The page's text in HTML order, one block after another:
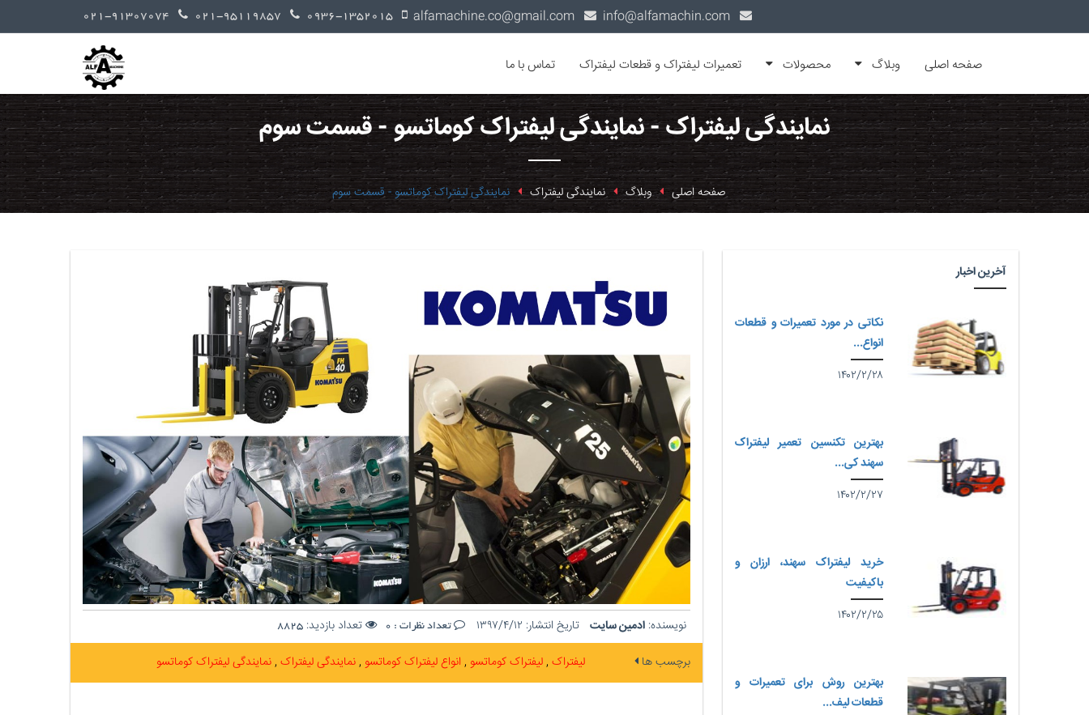
صفحه اصلی وبلاگ محصولات تعمیرات لیفتراک و قطعات لیفتراک تماس با ما
نمایندگی لیفتراک - نمایندگی لیفتراک کوماتسو - قسمت سوم
صفحه اصلی وبلاگ نمایندگی لیفتراک نمایندگی لیفتراک کوماتسو - قسمت سوم
نویسنده: ادمین سایت تاریخ انتشار: ۱۳۹۷/۴/۱۲ تعداد نظرات : 0 تعداد بازدید: 8825
برچسب ها لیفتراک لیفتراک کوماتسو انواع لیفتراک کوماتسو نمایندگی لیفتراک نمایندگی لیفتراک کوماتسو
آخرین اخبار
نکاتی در مورد تعمیرات و قطعات
انواع...
۱۴۰۲/۲/۲۸
بهترین تکنسین تعمیر لیفتراک
سهند کی...
۱۴۰۲/۲/۲۷
خرید لیفتراک سهند، ارزان و
باکیفیت
۱۴۰۲/۲/۲۵
بهترین روش برای تعمیرات و
قطعات لیف...